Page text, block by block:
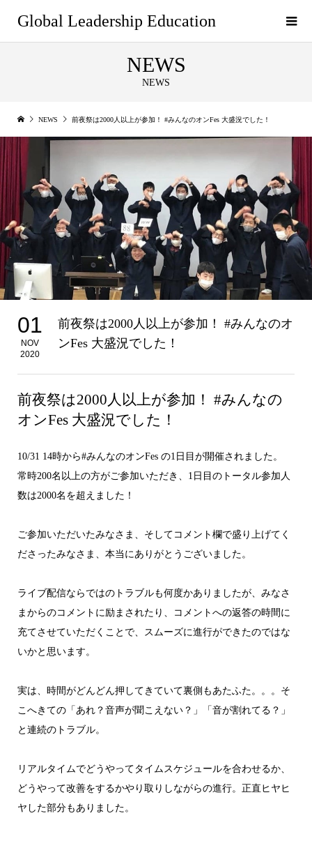
Global Leadership Education
NEWS
NEWS
NEWS 前夜祭は2000人以上が参加！ #みんなのオンFes 大盛況でした！
01
NOV
2020
前夜祭は2000人以上が参加！ #みんなのオ
ンFes 大盛況でした！
前夜祭は2000人以上が参加！ #みんなの
オンFes 大盛況でした！
10/31 14時から#みんなのオンFes の1日目が開催されました。
常時200名以上の方がご参加いただき、1日目のトータル参加人
数は2000名を超えました！
ご参加いただいたみなさま、そしてコメント欄で盛り上げてく
ださったみなさま、本当にありがとうございました。
ライブ配信ならではのトラブルも何度かありましたが、みなさ
まからのコメントに励まされたり、コメントへの返答の時間に
充てさせていただくことで、スムーズに進行ができたのではな
いかと思います。
実は、時間がどんどん押してきていて裏側もあたふた。。。そ
こへきての「あれ？音声が聞こえない？」「音が割れてる？」
と連続のトラブル。
リアルタイムでどうやってタイムスケジュールを合わせるか、
どうやって改善をするかやり取りしながらの進行。正直ヒヤヒ
ヤした部分もありました。